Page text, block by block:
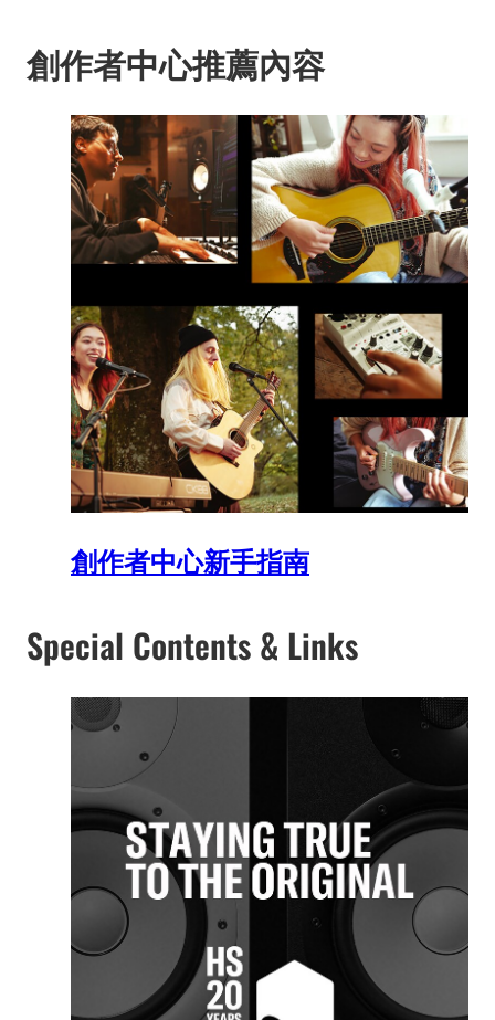
創作者中心推薦內容
創作者中心新手指南
Special Contents & Links